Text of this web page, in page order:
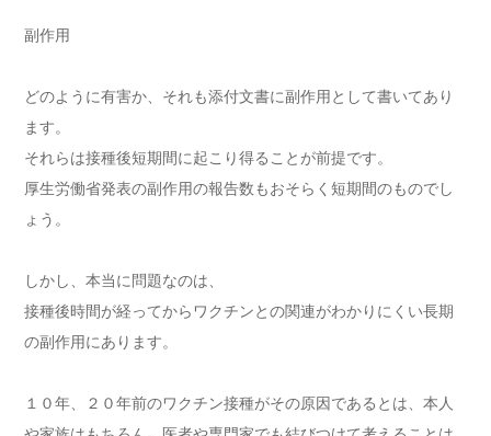
副作用
どのように有害か、それも添付文書に副作用として書いてあり
ます。
それらは接種後短期間に起こり得ることが前提です。
厚生労働省発表の副作用の報告数もおそらく短期間のものでし
ょう。
しかし、本当に問題なのは、
接種後時間が経ってからワクチンとの関連がわかりにくい長期
の副作用にあります。
１０年、２０年前のワクチン接種がその原因であるとは、本人